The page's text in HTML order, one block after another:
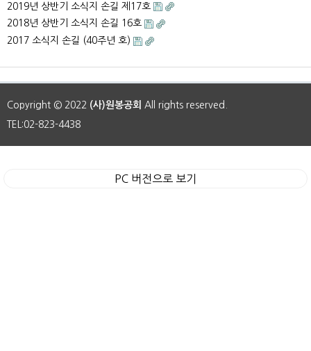
2019년 상반기 소식지 손길 제17호
2018년 상반기 소식지 손길 16호
2017 소식지 손길 (40주년 호)
Copyright © 2022 (사)원봉공회 All rights reserved.
TEL:02-823-4438
PC 버전으로 보기